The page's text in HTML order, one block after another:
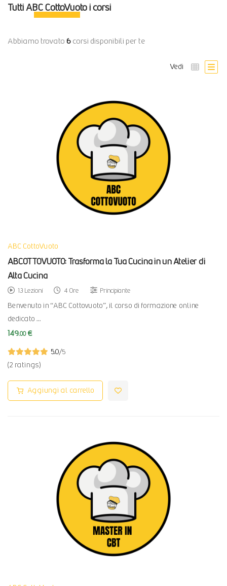
Tutti ABC CottoVuoto i corsi
Abbiamo trovato 6 corsi disponibili per te
Vedi
ABC CottoVuoto
ABCOTTOVUOTO: Trasforma la Tua Cucina in un Atelier di
Alta Cucina
13 Lezioni 4 Ore Principiante
Benvenuto in “ABC Cottovuoto”, il corso di formazione online
dedicato …
149.00 €
5.0/5
(2 ratings)
Aggiungi al carrello